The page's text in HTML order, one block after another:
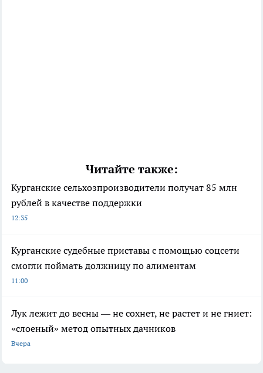
Читайте также:
Курганские сельхозпроизводители получат 85 млн
рублей в качестве поддержки
12:35
Курганские судебные приставы с помощью соцсети
смогли поймать должницу по алиментам
11:00
Лук лежит до весны — не сохнет, не растет и не гниет:
«слоеный» метод опытных дачников
Вчера